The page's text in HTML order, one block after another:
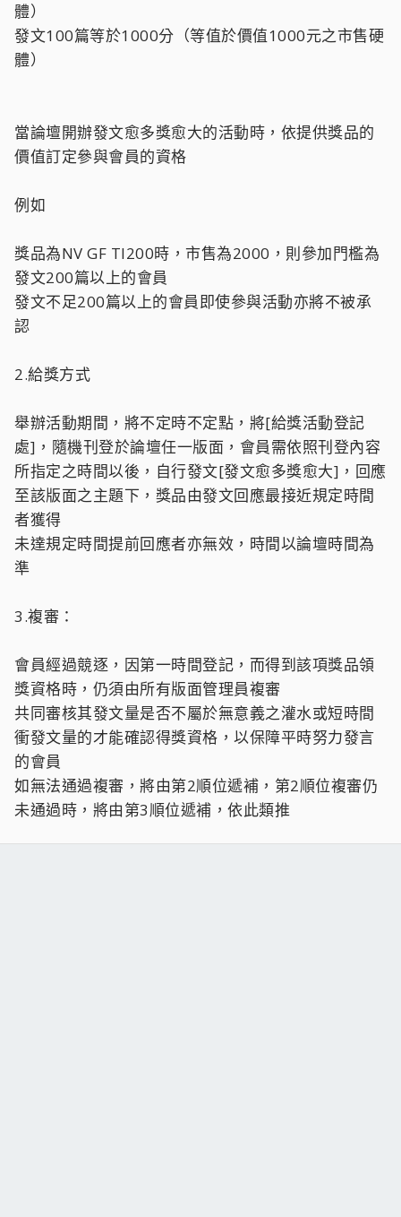
體）
發文100篇等於1000分（等值於價值1000元之市售硬
體）
當論壇開辦發文愈多獎愈大的活動時，依提供獎品的
價值訂定參與會員的資格
例如
獎品為NV GF TI200時，市售為2000，則參加門檻為
發文200篇以上的會員
發文不足200篇以上的會員即使參與活動亦將不被承
認
2.給獎方式
舉辦活動期間，將不定時不定點，將[給獎活動登記
處]，隨機刊登於論壇任一版面，會員需依照刊登內容
所指定之時間以後，自行發文[發文愈多獎愈大]，回應
至該版面之主題下，獎品由發文回應最接近規定時間
者獲得
未達規定時間提前回應者亦無效，時間以論壇時間為
準
3.複審：
會員經過競逐，因第一時間登記，而得到該項獎品領
獎資格時，仍須由所有版面管理員複審
共同審核其發文量是否不屬於無意義之灌水或短時間
衝發文量的才能確認得獎資格，以保障平時努力發言
的會員
如無法通過複審，將由第2順位遞補，第2順位複審仍
未通過時，將由第3順位遞補，依此類推